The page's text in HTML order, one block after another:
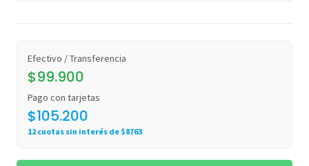
Efectivo / Transferencia
$99.900
Pago con tarjetas
$105.200
12 cuotas sin interés de $8763